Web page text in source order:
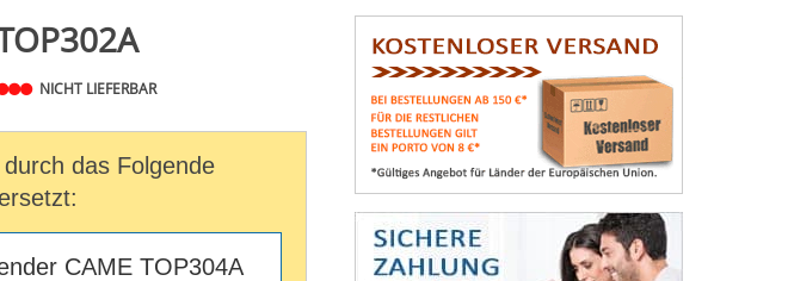
NICHT LIEFERBAR
das Folgende
CAME TOP304A